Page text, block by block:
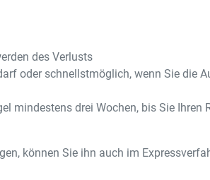
des Verlusts
oder schnellstmöglich, wenn Sie die
mindestens drei Wochen, bis Sie Ihren
können Sie ihn auch im